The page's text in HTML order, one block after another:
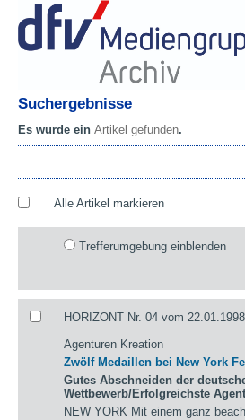
Suchergebnisse
Es wurde ein Artikel gefunden.
Alle Artikel markieren
Trefferumgebung einblenden
HORIZONT Nr. 04 vom
Agenturen Kreation
Zwölf Medaillen bei New York
Gutes Abschneiden der
Wettbewerb/Erfolgreichste
NEW YORK Mit einem ganz